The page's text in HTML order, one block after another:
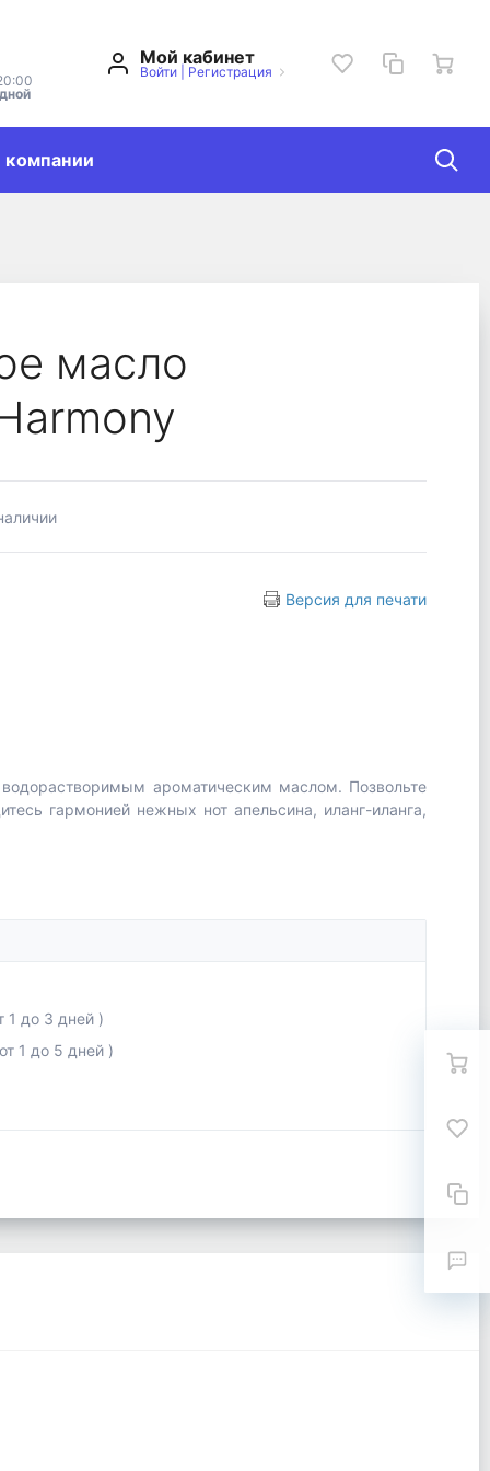
Мой кабинет
Войти| Регистрация
масло
Версия для печати
ароматическим маслом. Позвольте
гармонией нежных нот апельсина, иланг-иланга,
1 до 3 дней )
1 до 5 дней )